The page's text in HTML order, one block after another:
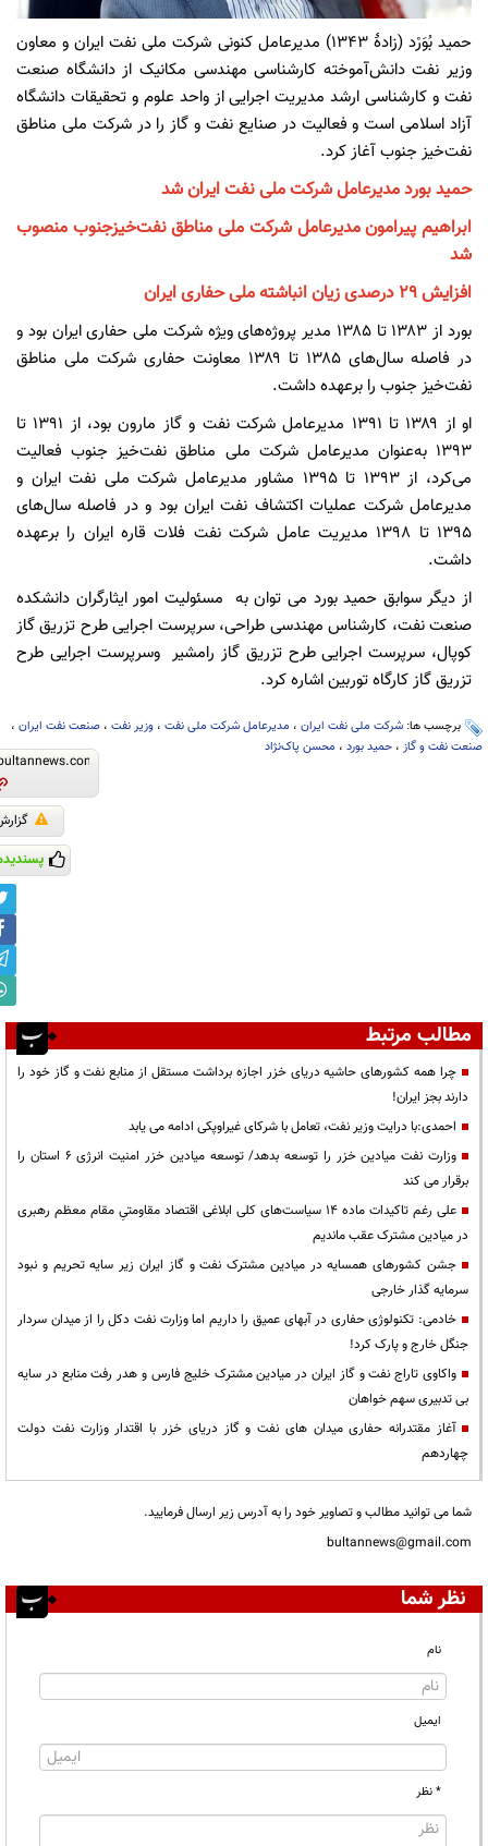
حمید بُوَرْد (زادهٔ ۱۳۴۳) مدیرعامل کنونی شرکت ملی نفت ایران و معاون
وزیر نفت دانش‌آموخته کارشناسی مهندسی مکانیک از دانشگاه صنعت
نفت و كارشناسی ارشد مدیریت اجرایی از واحد علوم و تحقیقات دانشگاه
آزاد اسلامی است و فعالیت در صنایع نفت و گاز را در شرکت ملی مناطق
نفت‌خیز جنوب آغاز کرد.
حمید بورد مدیرعامل شرکت ملی نفت ایران شد
ابراهیم پیرامون مدیرعامل شرکت ملی مناطق نفت‌خیزجنوب منصوب
شد
افزایش 29 درصدی زیان انباشته ملی حفاری ایران
بورد از ۱۳۸۳ تا ۱۳۸۵ مدیر پروژه‌های ویژه شرکت ملی حفاری ایران بود و
در فاصله سال‌های ۱۳۸۵ تا ۱۳۸۹ معاونت حفاری شرکت ملی مناطق
نفت‌خیز جنوب را برعهده داشت.
او از ۱۳۸۹ تا ۱۳۹۱ مدیرعامل شرکت نفت و گاز مارون بود، از ۱۳۹۱ تا
۱۳۹۳ به‌عنوان مدیرعامل شرکت ملی مناطق نفت‌خیز جنوب فعالیت
می‌کرد، از ۱۳۹۳ تا ۱۳۹۵ مشاور مدیرعامل شرکت ملی نفت ایران و
مدیرعامل شرکت عملیات اکتشاف نفت ایران بود و در فاصله سال‌های
۱۳۹۵ تا ۱۳۹۸ مدیریت عامل شرکت نفت فلات قاره ایران را برعهده
داشت.
از دیگر سوابق حمید بورد می توان به مسئولیت امور ایثارگران دانشکده
صنعت نفت، کارشناس مهندسی طراحی، سرپرست اجرایی طرح تزریق گاز
کوپال، سرپرست اجرایی طرح تزریق گاز رامشیر وسرپرست اجرایی طرح
تزریق گاز کارگاه توربین اشاره کرد.
برچسب ها: شرکت ملی نفت ایران ، مدیرعامل شرکت ملی نفت ، وزیر نفت ، صنعت نفت ایران ،
صنعت نفت و گاز ، حمید بورد ، محسن پاک‌نژاد
مطالب مرتبط
چرا همه کشورهای حاشیه دریای خزر اجازه برداشت مستقل از منابع نفت و گاز خود را
دارند بجز ایران!
احمدی:با درایت وزیر نفت، تعامل با شرکای غیراوپکی ادامه می یابد
وزارت نفت میادین خزر را توسعه بدهد/ توسعه میادین خزر امنیت انرژی 6 استان را
برقرار می کند
علی رغم تاکیدات ماده ۱۴ سیاست‌های کلی ابلاغی اقتصاد مقاومتیِ مقام معظم رهبری
در میادین مشترک عقب ماندیم
جشن کشورهای همسایه در میادین مشترک نفت و گاز ایران زیر سایه تحریم و نبود
سرمایه گذار خارجی
خادمی: تکنولوژی حفاری در آبهای عمیق را داریم اما وزارت نفت دکل را از میدان سردار
جنگل خارج و پارک کرد!
واکاوی تاراج نفت و گاز ایران در میادین مشترک خلیج فارس و هدر رفت منابع در سایه
بی تدبیری سهم خواهان
آغاز مقتدرانه حفاری میدان های نفت و گاز دریای خزر با اقتدار وزارت نفت دولت
چهاردهم
شما می توانید مطالب و تصاویر خود را به آدرس زیر ارسال فرمایید.
bultannews@gmail.com
نظر شما
نام
ایمیل
* نظر